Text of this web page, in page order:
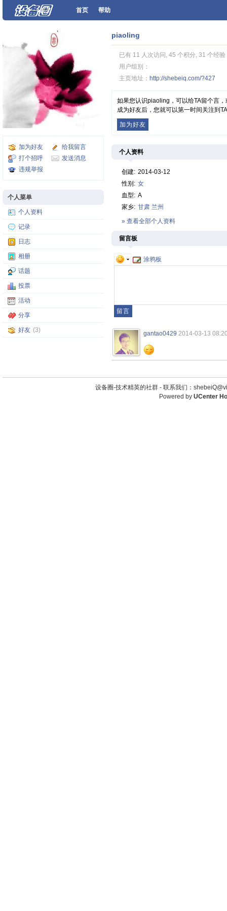
首页 帮助
加为好友
给我留言
打个招呼
发送消息
违规举报
个人菜单
个人资料
记录
日志
相册
话题
投票
活动
分享
好友 (3)
piaoling
已有 11 人次访问, 45 个积分, 31 个经验
用户组别：
主页地址： http://shebeiq.com/?427
如果您认识piaoling，可以给TA留个言
成为好友后，您就可以第一时间关注到
加为好友
个人资料
创建: 2014-03-12
性别: 女
血型: A
家乡: 甘肃 兰州
» 查看全部个人资料
留言板
涂鸦板
gantao0429 2014-03-13
设备圈-技术精英的社群 - 联系我们：
Powered by UCenter